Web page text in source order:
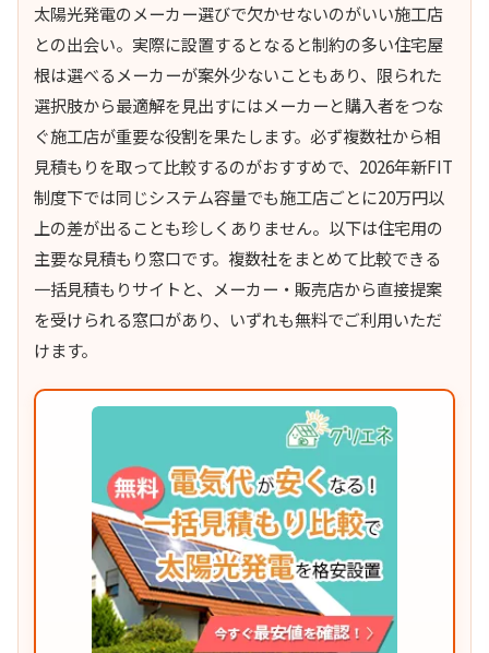
太陽光発電のメーカー選びで欠かせないのがいい施工店
との出会い。実際に設置するとなると制約の多い住宅屋
根は選べるメーカーが案外少ないこともあり、限られた
選択肢から最適解を見出すにはメーカーと購入者をつな
ぐ施工店が重要な役割を果たします。必ず複数社から相
見積もりを取って比較するのがおすすめで、2026年新FIT
制度下では同じシステム容量でも施工店ごとに20万円以
上の差が出ることも珍しくありません。以下は住宅用の
主要な見積もり窓口です。複数社をまとめて比較できる
一括見積もりサイトと、メーカー・販売店から直接提案
を受けられる窓口があり、いずれも無料でご利用いただ
けます。